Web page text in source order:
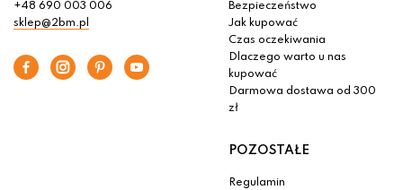
+48 690 003 006
sklep@2bm.pl
Bezpieczeństwo
Jak kupować
Czas oczekiwania
Dlaczego warto u nas
kupować
Darmowa dostawa od 300
zł
POZOSTAŁE
Regulamin